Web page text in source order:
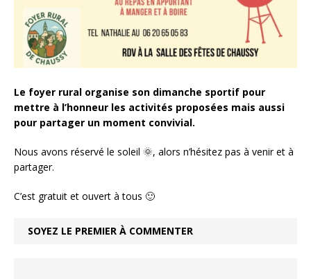
Le foyer rural organise son dimanche sportif pour
mettre à l’honneur les activités proposées mais aussi
pour partager un moment convivial.
Nous avons réservé le soleil 🌞, alors n’hésitez pas à venir et à
partager.
C’est gratuit et ouvert à tous 🙂
SOYEZ LE PREMIER À COMMENTER